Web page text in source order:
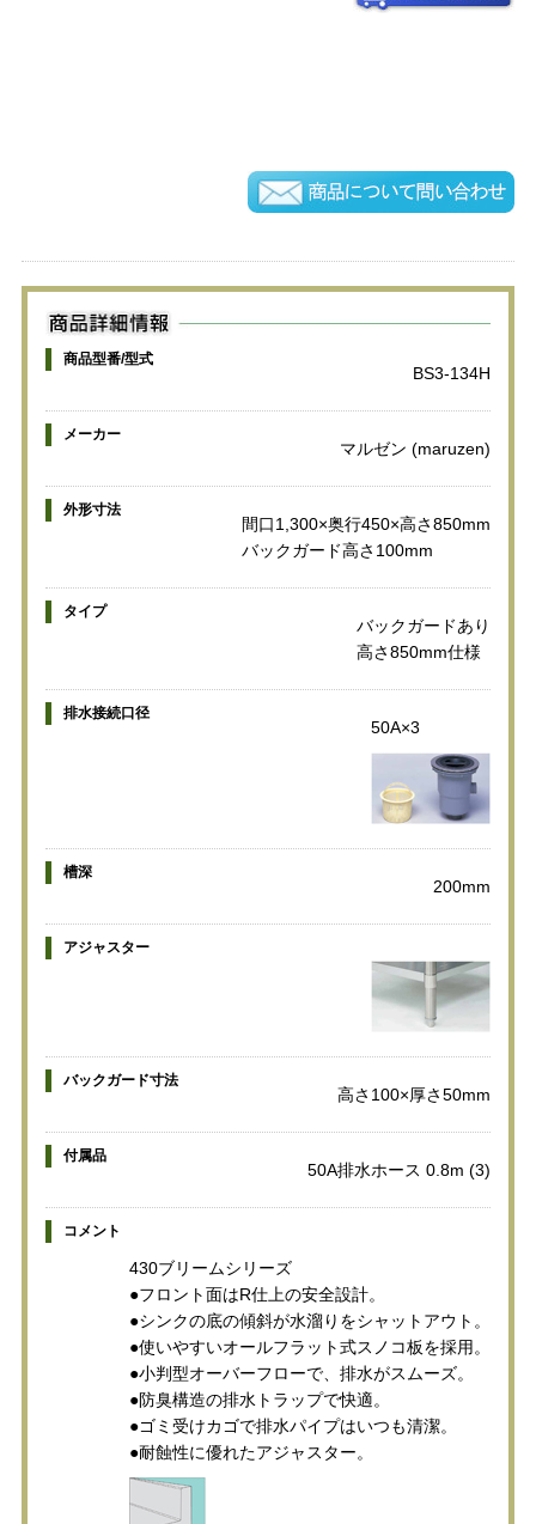
商品型番/型式
BS3-134H
メーカー
マルゼン (maruzen)
外形寸法
間口1,300×奥行450×高さ850mm
バックガード高さ100mm
タイプ
バックガードあり
高さ850mm仕様
排水接続口径
50A×3
槽深
200mm
アジャスター
バックガード寸法
高さ100×厚さ50mm
付属品
50A排水ホース 0.8m (3)
コメント
430ブリームシリーズ
●フロント面はR仕上の安全設計。
●シンクの底の傾斜が水溜りをシャットアウト。
●使いやすいオールフラット式スノコ板を採用。
●小判型オーバーフローで、排水がスムーズ。
●防臭構造の排水トラップで快適。
●ゴミ受けカゴで排水パイプはいつも清潔。
●耐蝕性に優れたアジャスター。